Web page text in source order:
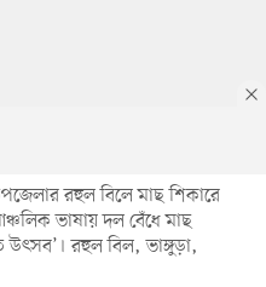
রহুল বিলে মাছ শিকারে
ভাষায় দল বেঁধে মাছ
রহুল বিল, ভাঙ্গুড়া,